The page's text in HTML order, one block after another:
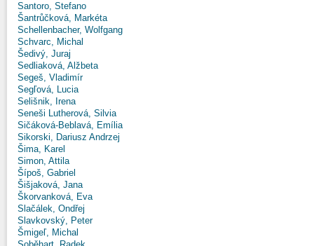
Santoro, Stefano
Šantrůčková, Markéta
Schellenbacher, Wolfgang
Schvarc, Michal
Šedivý, Juraj
Sedliaková, Alžbeta
Segeš, Vladimír
Segľová, Lucia
Selišnik, Irena
Seneši Lutherová, Silvia
Sičáková-Beblavá, Emília
Sikorski, Dariusz Andrzej
Šima, Karel
Simon, Attila
Šípoš, Gabriel
Šišjaková, Jana
Škorvanková, Eva
Slačálek, Ondřej
Slavkovský, Peter
Šmigeľ, Michal